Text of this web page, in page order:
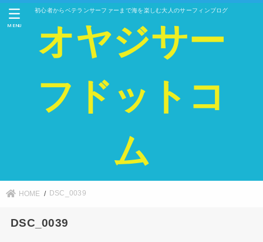
初心者からベテランサーファーまで海を楽しむ大人のサーフィンブログ
オヤジサー
フドットコ
ム
MENU
HOME DSC_0039
DSC_0039